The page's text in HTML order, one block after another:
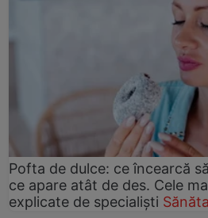
Pofta de dulce: ce încearcă
ce apare atât de des. Cele
explicate de specialiști